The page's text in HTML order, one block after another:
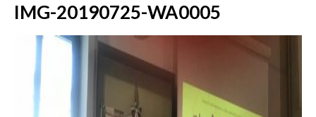
IMG-20190725-WA0005